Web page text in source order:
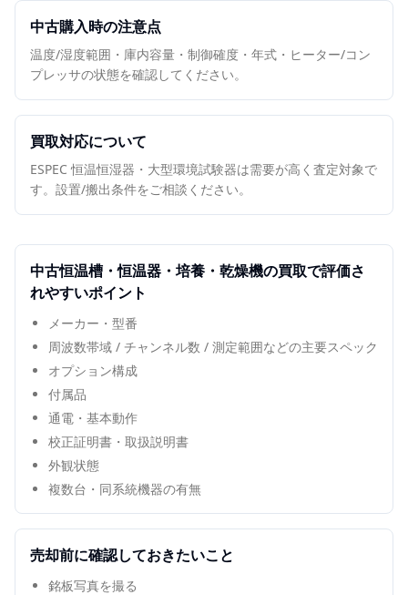
中古購入時の注意点
温度/湿度範囲・庫内容量・制御確度・年式・ヒーター/コン
プレッサの状態を確認してください。
買取対応について
ESPEC 恒温恒湿器・大型環境試験器は需要が高く査定対象で
す。設置/搬出条件をご相談ください。
中古恒温槽・恒温器・培養・乾燥機の買取で評価さ
れやすいポイント
メーカー・型番
周波数帯域 / チャンネル数 / 測定範囲などの主要スペック
オプション構成
付属品
通電・基本動作
校正証明書・取扱説明書
外観状態
複数台・同系統機器の有無
売却前に確認しておきたいこと
銘板写真を撮る